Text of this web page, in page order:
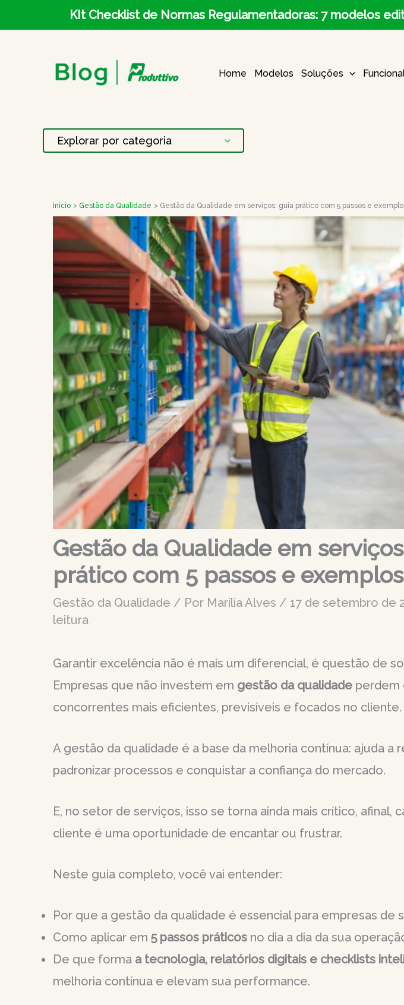
para
KIt Checklist de Normas Regulamentadoras: 7 modelos
Home Modelos Soluções
Início Gestão da Qualidade Gestão da Qualidade em serviços: guia prático com 5 passos e
Gestão da Qualidade em
prático com 5 passos e exemplos
Gestão da Qualidade / Por Marília Alves / 17 de setembro de
leitura
Garantir excelência não é mais um diferencial, é questão de
Empresas que não investem em gestão da qualidade perdem
concorrentes mais eficientes, previsíveis e focados no cliente.
A gestão da qualidade é a base da melhoria contínua: ajuda a
padronizar processos e conquistar a confiança do mercado.
E, no setor de serviços, isso se torna ainda mais crítico, afinal,
cliente é uma oportunidade de encantar ou frustrar.
Neste guia completo, você vai entender:
Por que a gestão da qualidade é essencial para empresas de
Como aplicar em 5 passos práticos no dia a dia da sua
De que forma a tecnologia, relatórios digitais e checklists
melhoria contínua e elevam sua performance.